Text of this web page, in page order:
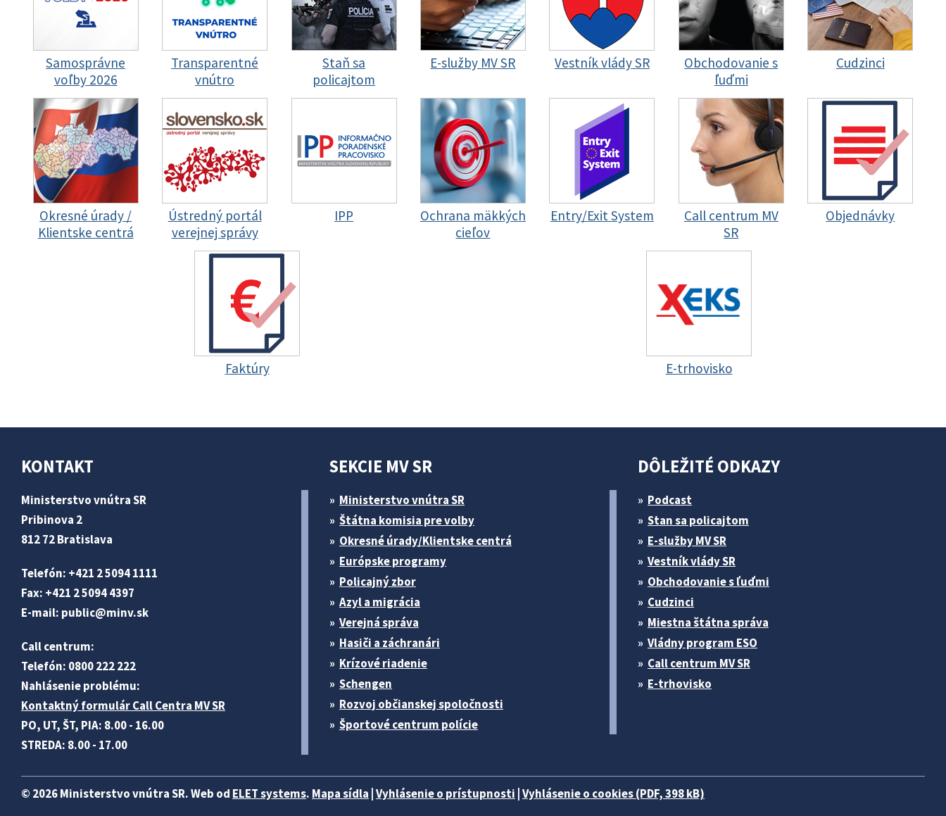
Samosprávne
voľby 2026
Transparentné
vnútro
Staň sa
policajtom
E-služby MV SR Vestník vlády SR
Obchodovanie s
ľuďmi
Cudzinci
Okresné úrady /
Klientske centrá
Ústredný portál
verejnej správy
IPP
Ochrana mäkkých
cieľov
Entry/Exit System
Call centrum MV
SR
Objednávky
Faktúry E-trhovisko
KONTAKT
Ministerstvo vnútra SR
Pribinova 2
812 72 Bratislava
Telefón: +421 2 5094 1111
Fax: +421 2 5094 4397
E-mail: public@minv.sk
Call centrum:
Telefón: 0800 222 222
Nahlásenie problému:
Kontaktný formulár Call Centra MV SR
PO, UT, ŠT, PIA: 8.00 - 16.00
STREDA: 8.00 - 17.00
SEKCIE MV SR
Ministerstvo vnútra SR
Štátna komisia pre volby
Okresné úrady/Klientske centrá
Európske programy
Policajný zbor
Azyl a migrácia
Verejná správa
Hasiči a záchranári
Krízové riadenie
Schengen
Rozvoj občianskej spoločnosti
Športové centrum polície
DÔLEŽITÉ ODKAZY
Podcast
Stan sa policajtom
E-služby MV SR
Vestník vlády SR
Obchodovanie s ľuďmi
Cudzinci
Miestna štátna správa
Vládny program ESO
Call centrum MV SR
E-trhovisko
© 2026 Ministerstvo vnútra SR. Web od ELET systems. Mapa sídla |Vyhlásenie o prístupnosti |Vyhlásenie o cookies (PDF, 398 kB)